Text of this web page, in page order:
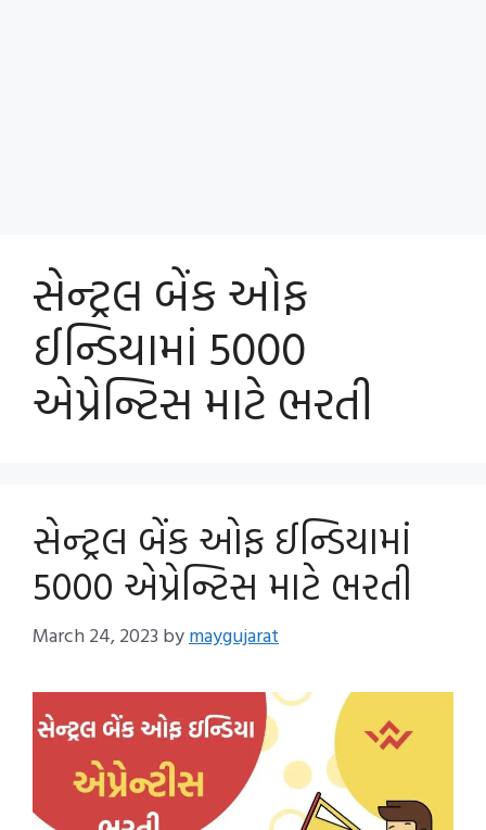
સેન્ટ્રલ બેંક ઓફ
ઈન્ડિયામાં 5000
એપ્રેન્ટિસ માટે ભરતી
સેન્ટ્રલ બેંક ઓફ ઈન્ડિયામાં
5000 એપ્રેન્ટિસ માટે ભરતી
March 24, 2023 bymaygujarat